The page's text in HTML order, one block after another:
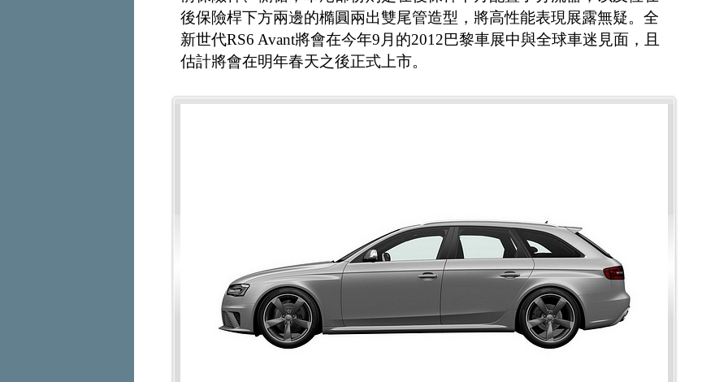
後保險桿下方兩邊的橢圓兩出雙尾管造型，將高性能表現展露無疑。全
新世代RS6 Avant將會在今年9月的2012巴黎車展中與全球車迷見面，且
估計將會在明年春天之後正式上市。